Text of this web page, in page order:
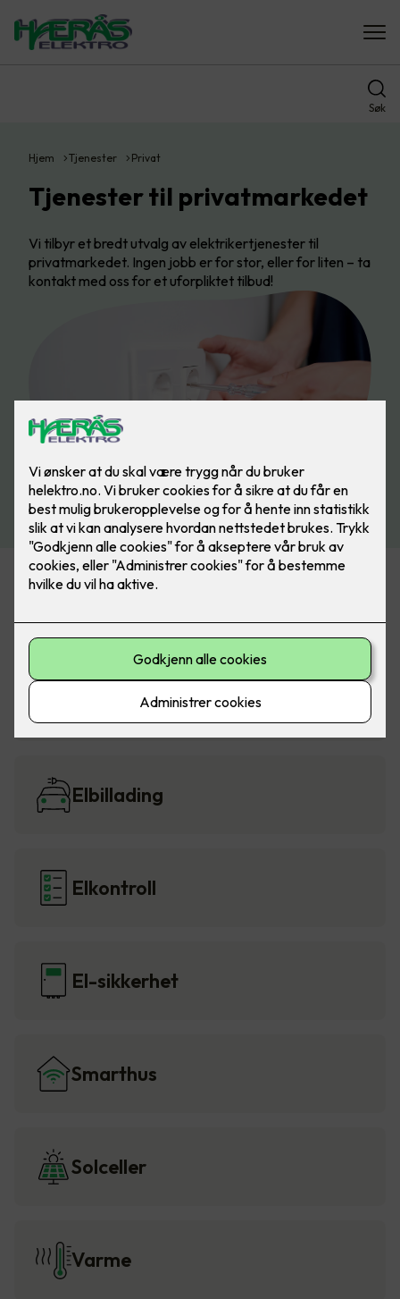
Søk
Hjem Tjenester Privat
Tjenester til privatmarkedet
Vi tilbyr et bredt utvalg av elektrikertjenester til
privatmarkedet. Ingen jobb er for stor, eller for liten – ta
kontakt med oss for et uforpliktet tilbud!
Belysning
Elbillading
Elkontroll
El-sikkerhet
Smarthus
Solceller
Varme